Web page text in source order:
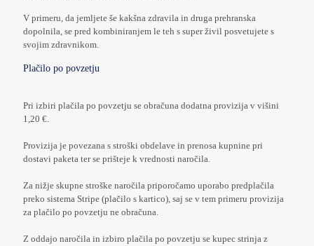
V primeru, da jemljete še kakšna zdravila in druga prehranska
dopolnila, se pred kombiniranjem le teh s super živil posvetujete s
svojim zdravnikom.
Plačilo po povzetju
Pri izbiri plačila po povzetju se obračuna dodatna provizija v višini
1,20 €.
Provizija je povezana s stroški obdelave in prenosa kupnine pri
dostavi paketa ter se prišteje k vrednosti naročila.
Za nižje skupne stroške naročila priporočamo uporabo predplačila
preko sistema Stripe (plačilo s kartico), saj se v tem primeru provizija
za plačilo po povzetju ne obračuna.
Z oddajo naročila in izbiro plačila po povzetju se kupec strinja z